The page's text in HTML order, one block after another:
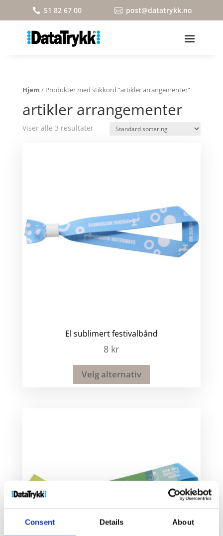
Consent Details About
 51 82 67 00  post@datatrykk.no
Hjem / Produkter med stikkord “artikler arrangementer”
artikler arrangementer
Viser alle 3 resultater
El sublimert festivalbånd
8 kr
Velg alternativ